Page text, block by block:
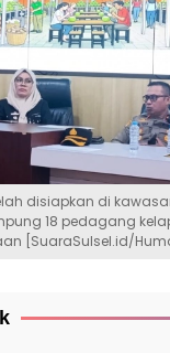
disiapkan di
18 pedagang
[SuaraSulsel.id/